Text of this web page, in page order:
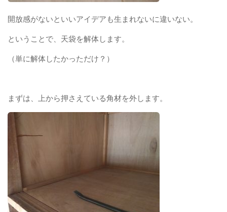
開放感がないといいアイデアも生まれないに違いない。
ということで、天袋を解体します。
（単に解体したかっただけ？）
まずは、上から押さえている角材を外します。